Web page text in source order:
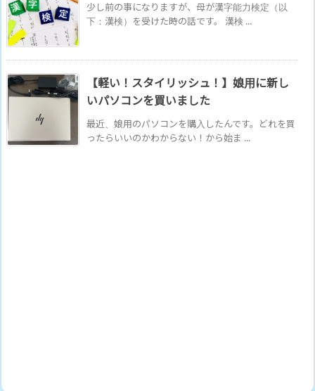
少し前の事になりますが、母が漢字能力検定（以
下：漢検）を受けた時の話です。 漢検 ...
【軽い！スタイリッシュ！】娘用に新し
いパソコンを買いました
最近、娘用のパソコンを購入したんです。どれを買
ったらいいのかわからない！から始ま ...